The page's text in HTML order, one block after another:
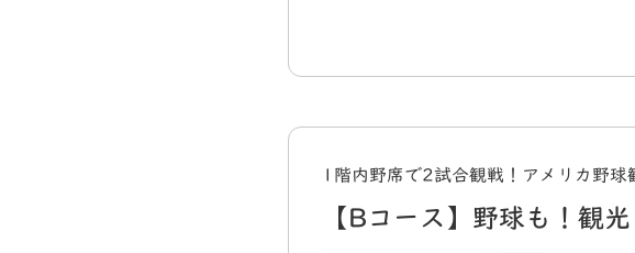
1階内野席で2試合観戦！アメリカ野球
【Bコース】野球も！観